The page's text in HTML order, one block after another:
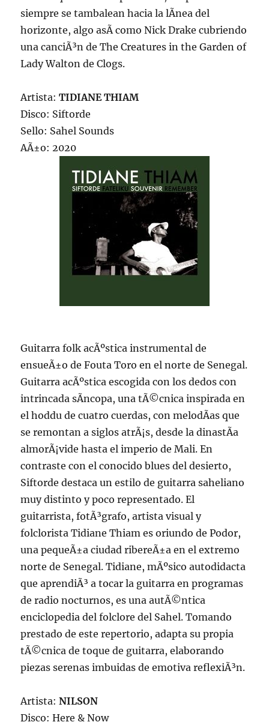
siempre se tambalean hacia la lÃ­nea del
horizonte, algo asÃ­ como Nick Drake cubriendo
una canciÃ³n de The Creatures in the Garden of
Lady Walton de Clogs.
Artista:TIDIANE THIAM
Disco: Siftorde
Sello: Sahel Sounds
AÃ±o: 2020
Guitarra folk acÃºstica instrumental de
ensueÃ±o de Fouta Toro en el norte de Senegal.
Guitarra acÃºstica escogida con los dedos con
intrincada sÃ­ncopa, una tÃ©cnica inspirada en
el hoddu de cuatro cuerdas, con melodÃ­as que
se remontan a siglos atrÃ¡s, desde la dinastÃ­a
almorÃ¡vide hasta el imperio de Mali. En
contraste con el conocido blues del desierto,
Siftorde destaca un estilo de guitarra saheliano
muy distinto y poco representado. El
guitarrista, fotÃ³grafo, artista visual y
folclorista Tidiane Thiam es oriundo de Podor,
una pequeÃ±a ciudad ribereÃ±a en el extremo
norte de Senegal. Tidiane, mÃºsico autodidacta
que aprendiÃ³ a tocar la guitarra en programas
de radio nocturnos, es una autÃ©ntica
enciclopedia del folclore del Sahel. Tomando
prestado de este repertorio, adapta su propia
tÃ©cnica de toque de guitarra, elaborando
piezas serenas imbuidas de emotiva reflexiÃ³n.
Artista:NILSON
Disco: Here & Now